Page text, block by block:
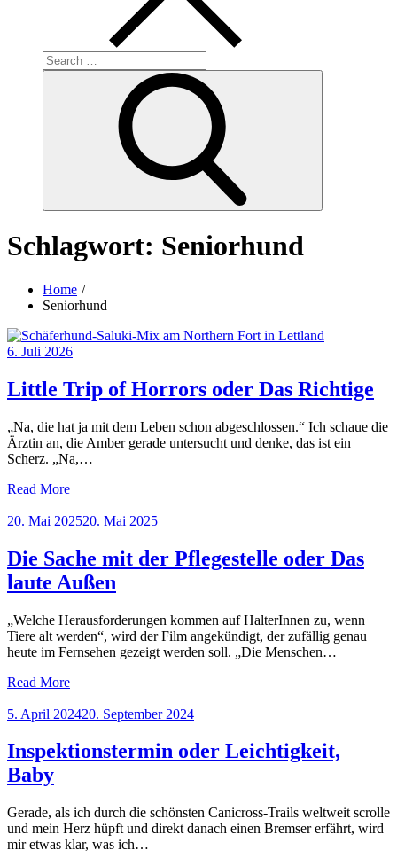
Search
for:
Schlagwort: Seniorhund
Home
Seniorhund
Posted
6. Juli 2026
Little Trip of Horrors oder Das Richtige
„Na, die hat ja mit dem Leben schon abgeschlossen.“ Ich schaue die
Ärztin an, die Amber gerade untersucht und denke, das ist ein
Scherz. „Na,…
Read More
Posted
20. Mai 202520. Mai 2025
Die Sache mit der Pflegestelle oder Das
laute Außen
„Welche Herausforderungen kommen auf HalterInnen zu, wenn
Tiere alt werden“, wird der Film angekündigt, der zufällig genau
heute im Fernsehen gezeigt werden soll. „Die Menschen…
Read More
Posted
5. April 202420. September 2024
Inspektionstermin oder Leichtigkeit,
Baby
Gerade, als ich durch die schönsten Canicross-Trails weltweit scrolle
und mein Herz hüpft und direkt danach einen Bremser erfährt, wird
mir etwas klar, was ich…